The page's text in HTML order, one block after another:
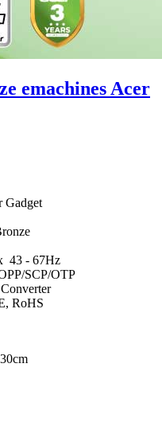
emachines Acer
Gadget
43 - 67Hz
SCP/OTP
RoHS